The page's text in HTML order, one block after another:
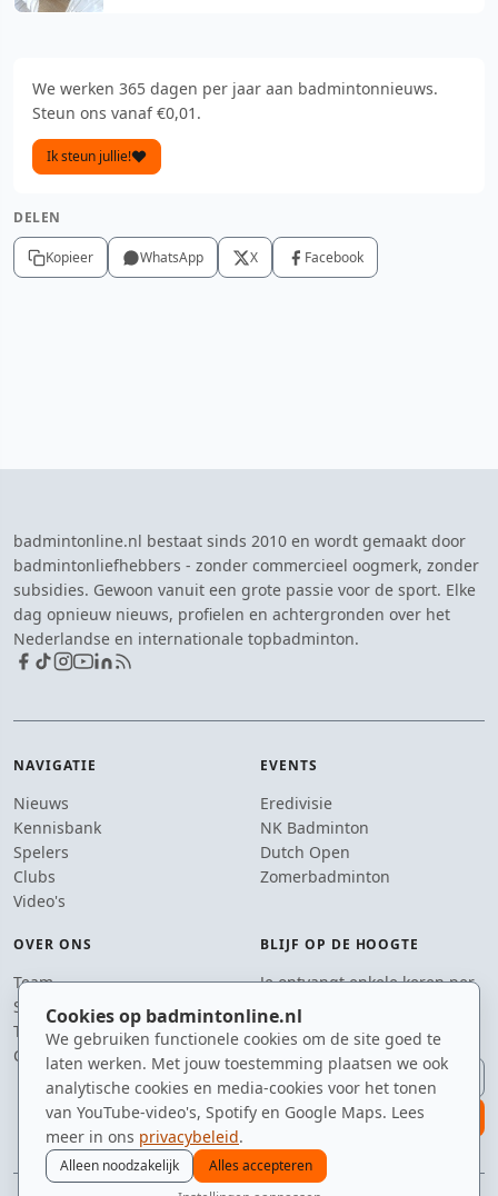
Cookies op badmintonline.nl
We gebruiken functionele cookies om de site goed te
laten werken. Met jouw toestemming plaatsen we ook
analytische cookies en media-cookies voor het tonen
van YouTube-video's, Spotify en Google Maps. Lees
meer in ons privacybeleid.
Alleen noodzakelijk
Alles accepteren
We werken 365 dagen per jaar aan badmintonnieuws.
Steun ons vanaf €0,01.
Ik steun jullie!
DELEN
Kopieer WhatsApp X Facebook
badmintonline.nl bestaat sinds 2010 en wordt gemaakt door
badmintonliefhebbers - zonder commercieel oogmerk, zonder
subsidies. Gewoon vanuit een grote passie voor de sport. Elke
dag opnieuw nieuws, profielen en achtergronden over het
Nederlandse en internationale topbadminton.
NAVIGATIE
Nieuws
Kennisbank
Spelers
Clubs
Video's
EVENTS
Eredivisie
NK Badminton
Dutch Open
Zomerbadminton
OVER ONS
Team
Supporters
Tip de redactie
Contact
BLIJF OP DE HOOGTE
Je ontvangt enkele keren per
jaar een e-mail met het
laatste badmintonnieuws.
E-mailadres
aanmelden